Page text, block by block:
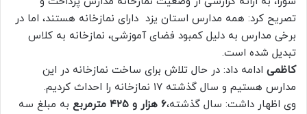
تصریح کرد: همه مدارس استان یزد دارای نمازخانه هستند، اما در
برخی مدارس به دلیل کمبود فضای آموزشی، نمازخانه به کلاس
تبدیل شده است.
کاظمی ادامه داد: در حال تلاش برای ساخت نمازخانه در این
مدارس هستیم و سال گذشته ۱۷ نمازخانه را احداث کردیم.
وی اظهار داشت: سال گذشته،۶ هزار و ۴۲۵ مترمربع
به مبلغ سه